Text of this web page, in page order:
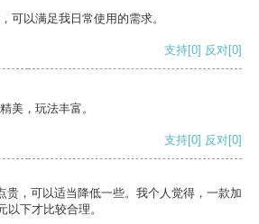
可以满足我日常使用的需求。
支持[0] 反对[0]
美，玩法丰富。
支持[0] 反对[0]
贵，可以适当降低一些。我个人觉得，一款加
以下才比较合理。